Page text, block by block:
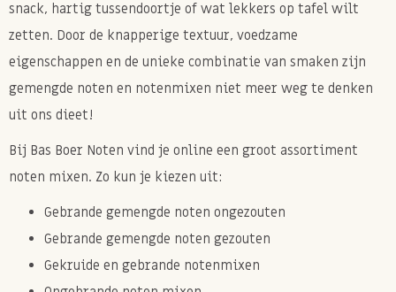
snack, hartig tussendoortje of wat lekkers op tafel wilt
zetten. Door de knapperige textuur, voedzame
eigenschappen en de unieke combinatie van smaken zijn
gemengde noten en notenmixen niet meer weg te denken
uit ons dieet!
Bij Bas Boer Noten vind je online een groot assortiment
noten mixen. Zo kun je kiezen uit:
Gebrande gemengde noten ongezouten
Gebrande gemengde noten gezouten
Gekruide en gebrande notenmixen